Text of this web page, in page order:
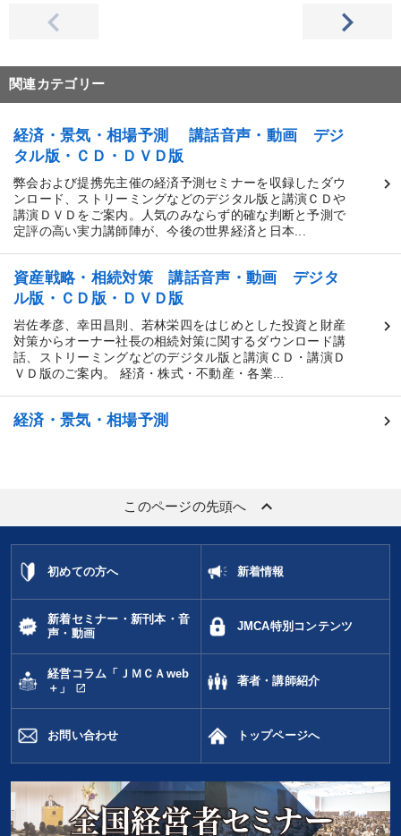
関連カテゴリー
経済・景気・相場予測 講話音声・動画 デジ
タル版・ＣＤ・ＤＶＤ版
弊会および提携先主催の経済予測セミナーを収録したダウ
ンロード、ストリーミングなどのデジタル版と講演ＣＤや
講演ＤＶＤをご案内。人気のみならず的確な判断と予測で
定評の高い実力講師陣が、今後の世界経済と日本...
資産戦略・相続対策 講話音声・動画 デジタ
ル版・ＣＤ版・ＤＶＤ版
岩佐孝彦、幸田昌則、若林栄四をはじめとした投資と財産
対策からオーナー社長の相続対策に関するダウンロード講
話、ストリーミングなどのデジタル版と講演ＣＤ・講演Ｄ
ＶＤ版のご案内。 経済・株式・不動産・各業...
経済・景気・相場予測
このページの先頭へ keyboard_arrow_up
初めての方へ 新着情報
新着セミナー・新刊本・音
声・動画
JMCA特別コンテンツ
経営コラム「ＪＭＣＡweb
＋」
open_in_new
著者・講師紹介
お問い合わせ トップページへ